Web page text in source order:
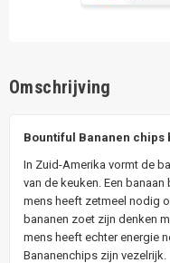
Omschrijving
Bountiful Bananen chips
In Zuid-Amerika vormt de
van de keuken. Een
mens heeft zetmeel nodig
bananen zoet zijn denken
mens heeft echter energie
Bananenchips zijn vezelrijk.